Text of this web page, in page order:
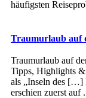
häufigsten
Traumurlaub auf
Traumurlaub auf
Tipps, Highlights
als „Inseln des […]
erschien zuerst auf .